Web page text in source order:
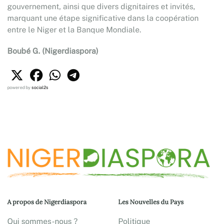
gouvernement, ainsi que divers dignitaires et invités,
marquant une étape significative dans la coopération
entre le Niger et la Banque Mondiale.
Boubé G. (Nigerdiaspora)
powered bysocial2s
A propos de Nigerdiaspora
Qui sommes-nous ?
Les Nouvelles du Pays
Politique